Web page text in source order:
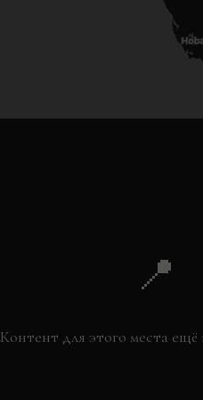
📍
Контент для этого места ещё